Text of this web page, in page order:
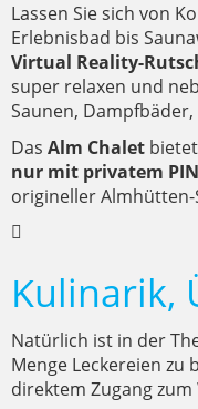
Lassen Sie sich von
Erlebnisbad bis
Virtual Reality-
super relaxen und
Saunen,
Das Alm Chalet
nur mit privatem
origineller Almhütten-
Kulinarik,
Natürlich ist in der
Menge Leckereien zu
direktem Zugang